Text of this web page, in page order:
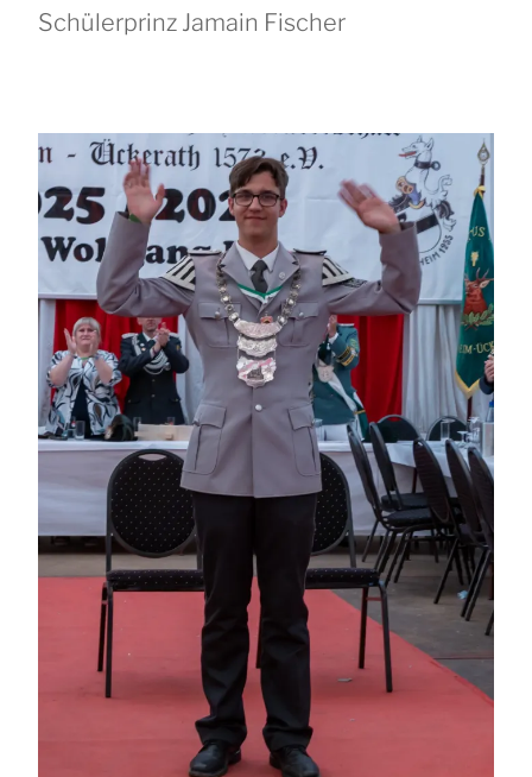
Schülerprinz Jamain Fischer